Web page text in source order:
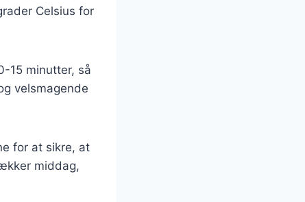
Celsius for
15 minutter, så
velsmagende
for at sikre, at
middag,